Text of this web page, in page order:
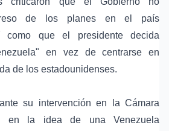
de los planes en el país
como que el presidente decida
en vez de centrarse en
de los estadounidenses.
su intervención en la Cámara
en la idea de una Venezuela